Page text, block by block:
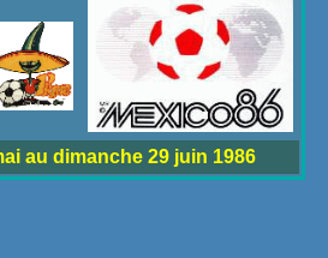
au dimanche 29 juin 1986